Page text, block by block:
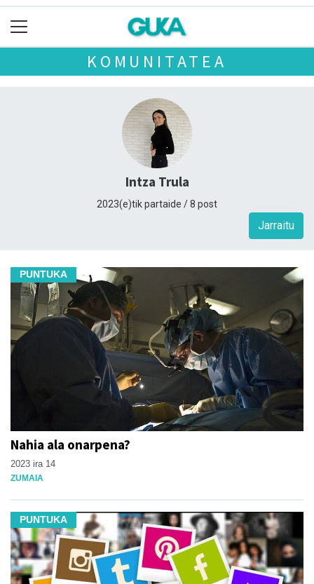
KOMUNITATEA
Intza Trula
2023(e)tik partaide / 8 post
Jarraitu
PUNTUKA
Nahia ala onarpena?
2023 ira 14
ZUMAIA
PUNTUKA